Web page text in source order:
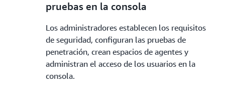
pruebas en la consola
Los administradores establecen los requisitos
de seguridad, configuran las pruebas de
penetración, crean espacios de agentes y
administran el acceso de los usuarios en la
consola.